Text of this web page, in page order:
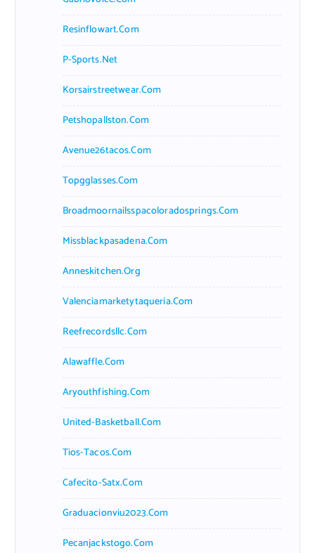
Resinflowart.com
P-Sports.net
Korsairstreetwear.com
Petshopallston.com
Avenue26tacos.com
Topgglasses.com
Broadmoornailsspacoloradosprings.com
Missblackpasadena.com
Anneskitchen.org
Valenciamarketytaqueria.com
Reefrecordsllc.com
Alawaffle.com
Aryouthfishing.com
United-Basketball.com
Tios-Tacos.com
Cafecito-Satx.com
Graduacionviu2023.com
Pecanjackstogo.com